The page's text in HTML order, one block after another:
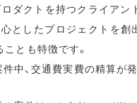
ロダクトを持つクライア
心としたプロジェクトを
とも特徴です。
中、交通費実費の精算が